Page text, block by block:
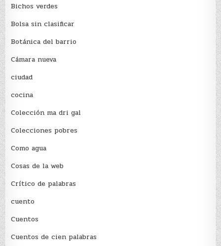
Bichos verdes
Bolsa sin clasificar
Botánica del barrio
Cámara nueva
ciudad
cocina
Colección ma dri gal
Colecciones pobres
Como agua
Cosas de la web
Crítico de palabras
cuento
Cuentos
Cuentos de cien palabras